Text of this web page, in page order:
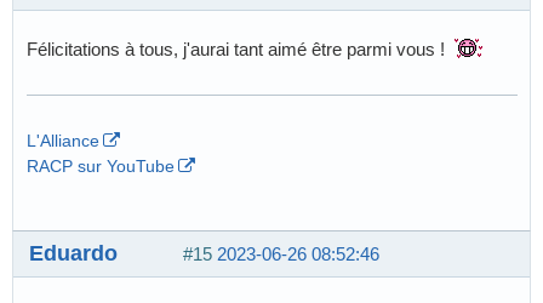
Félicitations à tous, j'aurai tant aimé être parmi vous !
L'Alliance
RACP sur YouTube
#15 2023-06-26 08:52:46
Eduardo